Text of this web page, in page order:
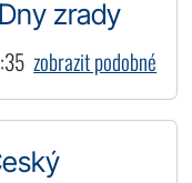
zrady
zobrazit podobné